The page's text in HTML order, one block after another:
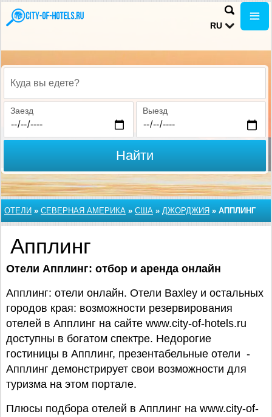
RU
Куда вы едете?
Заезд Выезд
Найти
ОТЕЛИ » СЕВЕРНАЯ АМЕРИКА » США » ДЖОРДЖИЯ » АППЛИНГ
Апплинг
Отели Апплинг: отбор и аренда онлайн
Апплинг: отели онлайн. Отели Baxley и остальных
городов края: возможности резервирования
отелей в Апплинг на сайте www.city-of-hotels.ru
доступны в богатом спектре. Недорогие
гостиницы в Апплинг, презентабельные отели -
Апплинг демонстрирует свои возможности для
туризма на этом портале.
Плюсы подбора отелей в Апплинг на www.city-of-